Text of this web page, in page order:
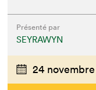
Présenté par
SEYRAWYN
24